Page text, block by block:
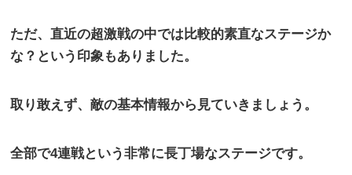
ただ、直近の超激戦の中では比較的素直なステージか
な？という印象もありました。
取り敢えず、敵の基本情報から見ていきましょう。
全部で4連戦という非常に長丁場なステージです。